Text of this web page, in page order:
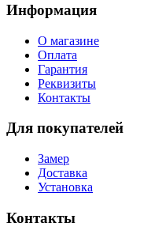
Информация
О магазине
Оплата
Гарантия
Реквизиты
Контакты
Для покупателей
Замер
Доставка
Установка
Контакты